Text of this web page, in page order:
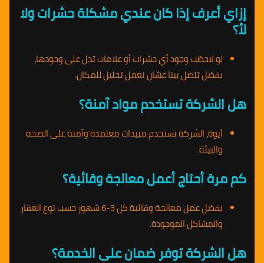
إزاي أعرف إذا كان عندي مشكلة حشرات ولا
لأ؟
لو لاحظت وجود أي حشرات أو علامات تدل على وجودها،
يفضل تتصل بينا عشان نعمل تحليل للمكان.
هل الشركة تستخدم مواد آمنة؟
أيوة، الشركة تستخدم مبيدات معتمدة وآمنة على الصحة
والبيئة.
كم مرة أحتاج أعمل معالجة وقائية؟
يفضل عمل معالجة وقائية كل 3-6 شهور حسب نوع العقار
والمشاكل الموجودة.
هل الشركة توفر ضمان على الخدمة؟